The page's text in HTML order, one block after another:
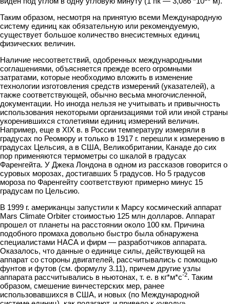
Таким образом, несмотря на принятую всеми Международную
систему еди­ниц как обязательную или рекомендуемую,
существует большое количество внесистемных единиц
физических величин.
Наличие несоответствий, одобренных международными
соглашениями, объяс­няется прежде всего огромными
затратами, которые необходимо вложить в изме­нение
технологии изготовления средств измерений (указателей), а
также соответ­ствующей, обычно весьма многочисленной,
документации. Но иногда нельзя не учитывать и привычность
использования некоторыми организациями той или иной страны
укоренившихся столетиями единиц измерений величин.
Например, еще в XIX в. в России температуру измеряли в
градусах по Реомюру и только в 1917 г. перешли к измерению в
градусах Цельсия, а в США, Великобритании, Канаде до сих
пор применяются термометры со шкалой в градусах
Фаренгейта. У Джека Лондона в одном из рассказов говорится о
суровых морозах, достигав­ших 5 градусов. Но 5 градусов
мороза по Фаренгейту соответствуют примерно минус 15
градусам по Цельсию.
В 1999 г. американцы запустили к Марсу космический аппарат
Mars Climate Orbiter стоимостью 125 млн долларов. Аппарат
прошел от планеты на расстоянии около 100 км. Причина
подобного промаха довольно быстро была обнаружена
специалистами НАСА и фирм — разработчиков аппарата.
Оказалось, что данные о единице силы, действующей на
аппарат со стороны двигателей, рассчитывались с помощью
фунтов и футов (см. формулу 3.11), причем другие узлы
аппарата рас­считывались в ньютонах, т. е. в кг*м*с-2. Таким
образом, смешение винчестерс­ких мер, ранее
использовавшихся в США, и новых (по Международной